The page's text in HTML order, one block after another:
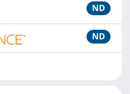
ND
ND